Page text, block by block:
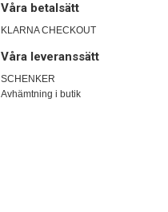
Våra betalsätt
KLARNA CHECKOUT
Våra leveranssätt
SCHENKER
Avhämtning i butik